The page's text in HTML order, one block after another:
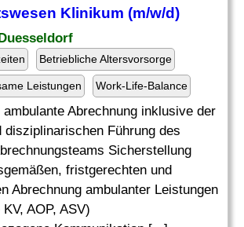
Klinikum (m/w/d)
Betriebliche Altersvorsorge
Leistungen Work-Life-Balance
Abrechnung inklusive der
disziplinarischen Führung des
Sicherstellung
fristgerechten und
Abrechnung ambulanter Leistungen
AOP, ASV)